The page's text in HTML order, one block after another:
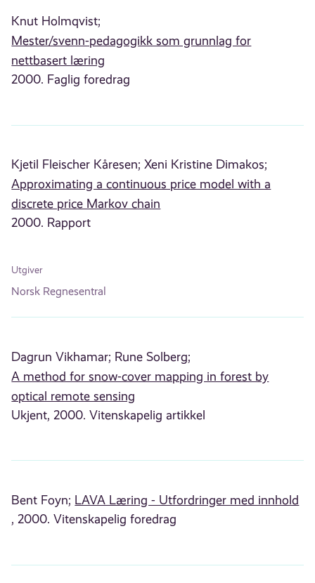
Knut Holmqvist;
Mester/svenn-pedagogikk som grunnlag for
nettbasert læring
2000. Faglig foredrag
Kjetil Fleischer Kåresen; Xeni Kristine Dimakos;
Approximating a continuous price model with a
discrete price Markov chain
2000. Rapport
Utgiver
Norsk Regnesentral
Dagrun Vikhamar; Rune Solberg;
A method for snow-cover mapping in forest by
optical remote sensing
Ukjent, 2000. Vitenskapelig artikkel
Bent Foyn; LAVA Læring - Utfordringer med innhold
, 2000. Vitenskapelig foredrag